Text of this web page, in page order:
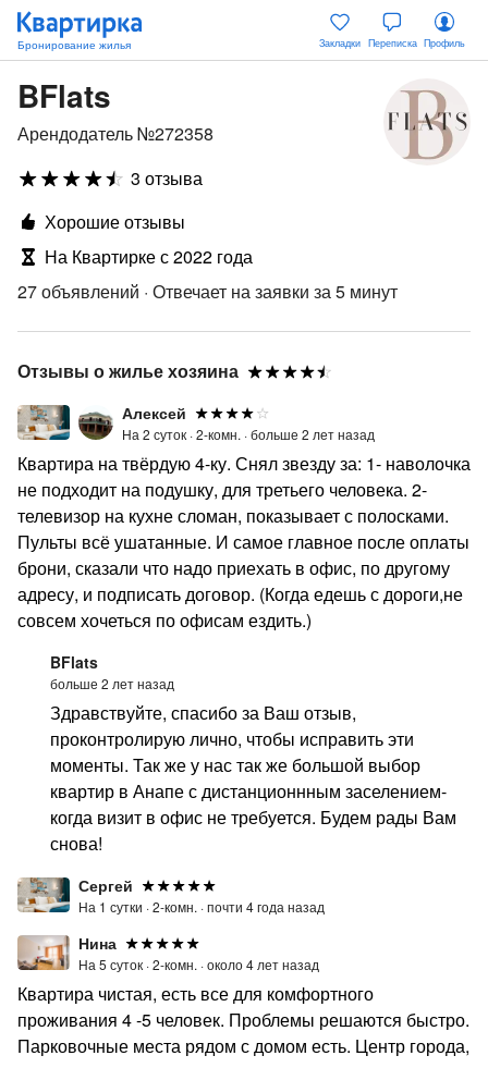
Закладки Переписка Профиль
BFlats
Арендодатель №272358
3 отзыва
Хорошие отзывы
На Квартирке с 2022 года
27 объявлений · Отвечает на заявки за 5 минут
Отзывы о жилье хозяина
Алексей
На 2 суток ·2-комн. ·больше 2 лет назад
Квартира на твёрдую 4-ку. Снял звезду за: 1- наволочка
не подходит на подушку, для третьего человека. 2-
телевизор на кухне сломан, показывает с полосками.
Пульты всё ушатанные. И самое главное после оплаты
брони, сказали что надо приехать в офис, по другому
адресу, и подписать договор. (Когда едешь с дороги,не
совсем хочеться по офисам ездить.)
BFlats
больше 2 лет назад
Здравствуйте, спасибо за Ваш отзыв,
проконтролирую лично, чтобы исправить эти
моменты. Так же у нас так же большой выбор
квартир в Анапе с дистанционнным заселением-
когда визит в офис не требуется. Будем рады Вам
снова!
Сергей
На 1 сутки ·2-комн. ·почти 4 года назад
Нина
На 5 суток ·2-комн. ·около 4 лет назад
Квартира чистая, есть все для комфортного
проживания 4 -5 человек. Проблемы решаются быстро.
Парковочные места рядом с домом есть. Центр города,